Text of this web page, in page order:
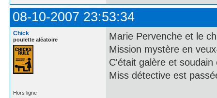
08-10-2007 23:53:34
Chick
poulette aléatoire
Marie Pervenche et le
Mission mystère en
C'était galère et soudain
Miss détective est
Hors ligne